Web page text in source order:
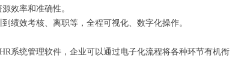
效率和准确性。
绩效考核、离职等，全程可视化、数字化操作。
系统管理软件，企业可以通过电子化流程将各种环节有机衔